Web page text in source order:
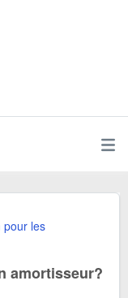
pour les
amortisseur?